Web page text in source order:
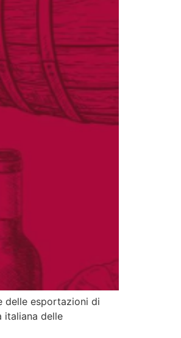
delle esportazioni di
italiana delle